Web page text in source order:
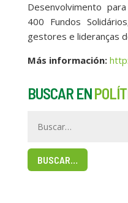
Desenvolvimento
400 Fundos
gestores e lideranças
Más información:
BUSCAR EN
BUSCAR…